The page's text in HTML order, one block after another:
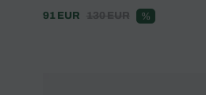
91 EUR
130 EUR %